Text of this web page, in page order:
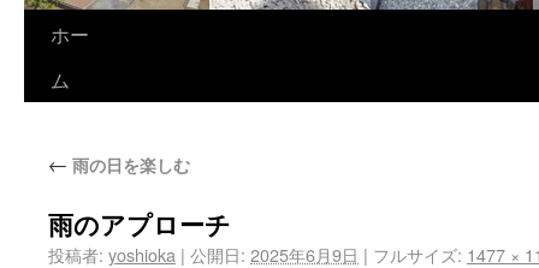
ホー
ム
← 雨の日を楽しむ
雨のアプローチ
投稿者: yoshioka | 公開日: 2025年6月9日 | フルサイズ: 1477 ×